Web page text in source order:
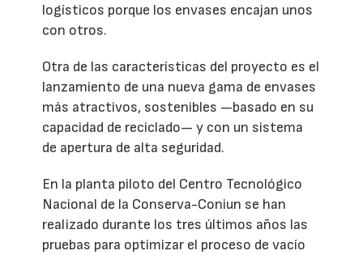
logísticos porque los envases encajan unos
con otros.
Otra de las características del proyecto es el
lanzamiento de una nueva gama de envases
más atractivos, sostenibles —basado en su
capacidad de reciclado— y con un sistema
de apertura de alta seguridad.
En la planta piloto del Centro Tecnológico
Nacional de la Conserva-Coniun se han
realizado durante los tres últimos años las
pruebas para optimizar el proceso de vacío